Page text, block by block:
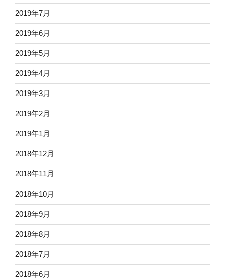
2019年7月
2019年6月
2019年5月
2019年4月
2019年3月
2019年2月
2019年1月
2018年12月
2018年11月
2018年10月
2018年9月
2018年8月
2018年7月
2018年6月